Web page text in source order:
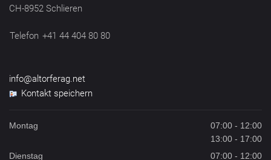
CH-8952 Schlieren
Telefon +41 44 404 80 80
info@altorferag.net
Kontakt speichern
Montag
07:00 - 12:00
13:00 - 17:00
Dienstag
07:00 - 12:00